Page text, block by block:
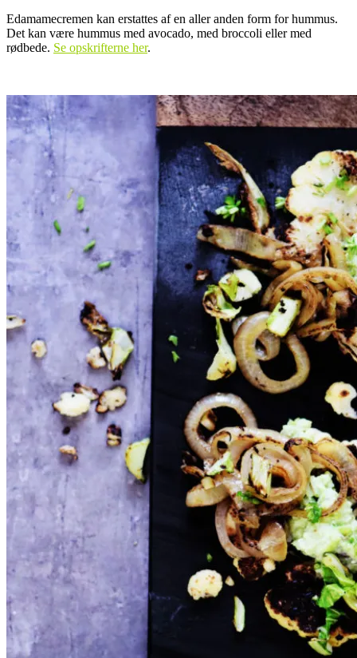
Edamamecremen kan erstattes af en aller anden form for hummus.
Det kan være hummus med avocado, med broccoli eller med
rødbede. Se opskrifterne her.